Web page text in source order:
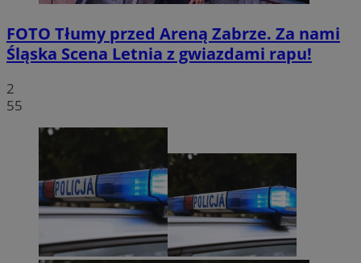
FOTO Tłumy przed Areną Zabrze. Za nami
Śląska Scena Letnia z gwiazdami rapu!
2
55